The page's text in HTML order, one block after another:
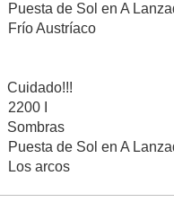
de Sol en A
Austríaco
I
de Sol en A
arcos